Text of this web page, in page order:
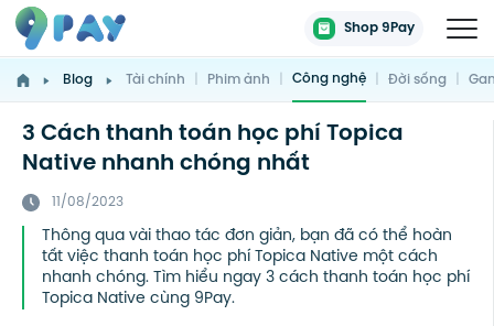
Shop 9Pay
Blog Tài chính | Phim ảnh | Công nghệ | Đời sống |
3 Cách thanh toán học phí Topica
Native nhanh chóng nhất
11/08/2023
Thông qua vài thao tác đơn giản, bạn đã có thể hoàn
tất việc thanh toán học phí Topica Native một cách
nhanh chóng. Tìm hiểu ngay 3 cách thanh toán học phí
Topica Native cùng 9Pay.